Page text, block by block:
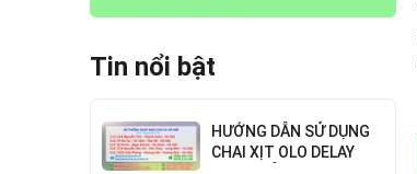
Tin nổi bật
HƯỚNG DẪN SỬ DỤNG
CHAI XỊT OLO DELAY